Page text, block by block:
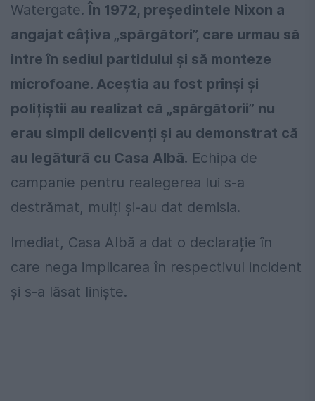
Watergate. În 1972, președintele Nixon a
angajat câțiva „spărgători”, care urmau să
intre în sediul partidului și să monteze
microfoane. Aceștia au fost prinși și
polițiștii au realizat că „spărgătorii” nu
erau simpli delicvenți și au demonstrat că
au legătură cu Casa Albă. Echipa de
campanie pentru realegerea lui s-a
destrămat, mulți și-au dat demisia.
Imediat, Casa Albă a dat o declarație în
care nega implicarea în respectivul incident
și s-a lăsat liniște.